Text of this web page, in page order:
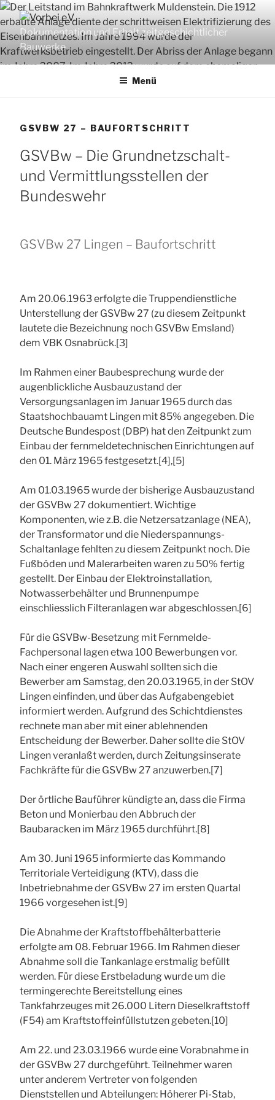
Zum
Inhalt
springenDokumentation und Erhalt zeitgeschichtlicher
Bauwerke
Menü
GSVBW 27 – BAUFORTSCHRITT
GSVBw – Die Grundnetzschalt-
und Vermittlungsstellen der
Bundeswehr
GSVBw 27 Lingen – Baufortschritt
Am 20.06.1963 erfolgte die Truppendienstliche
Unterstellung der GSVBw 27 (zu diesem Zeitpunkt
lautete die Bezeichnung noch GSVBw Emsland)
dem VBK Osnabrück.[3]
Im Rahmen einer Baubesprechung wurde der
augenblickliche Ausbauzustand der
Versorgungsanlagen im Januar 1965 durch das
Staatshochbauamt Lingen mit 85% angegeben. Die
Deutsche Bundespost (DBP) hat den Zeitpunkt zum
Einbau der fernmeldetechnischen Einrichtungen auf
den 01. März 1965 festgesetzt.[4],[5]
Am 01.03.1965 wurde der bisherige Ausbauzustand
der GSVBw 27 dokumentiert. Wichtige
Komponenten, wie z.B. die Netzersatzanlage (NEA),
der Transformator und die Niederspannungs-
Schaltanlage fehlten zu diesem Zeitpunkt noch. Die
Fußböden und Malerarbeiten waren zu 50% fertig
gestellt. Der Einbau der Elektroinstallation,
Notwasserbehälter und Brunnenpumpe
einschliesslich Filteranlagen war abgeschlossen.[6]
Für die GSVBw-Besetzung mit Fernmelde-
Fachpersonal lagen etwa 100 Bewerbungen vor.
Nach einer engeren Auswahl sollten sich die
Bewerber am Samstag, den 20.03.1965, in der StOV
Lingen einfinden, und über das Aufgabengebiet
informiert werden. Aufgrund des Schichtdienstes
rechnete man aber mit einer ablehnenden
Entscheidung der Bewerber. Daher sollte die StOV
Lingen veranlaßt werden, durch Zeitungsinserate
Fachkräfte für die GSVBw 27 anzuwerben.[7]
Der örtliche Bauführer kündigte an, dass die Firma
Beton und Monierbau den Abbruch der
Baubaracken im März 1965 durchführt.[8]
Am 30. Juni 1965 informierte das Kommando
Territoriale Verteidigung (KTV), dass die
Inbetriebnahme der GSVBw 27 im ersten Quartal
1966 vorgesehen ist.[9]
Die Abnahme der Kraftstoffbehälterbatterie
erfolgte am 08. Februar 1966. Im Rahmen dieser
Abnahme soll die Tankanlage erstmalig befüllt
werden. Für diese Erstbeladung wurde um die
termingerechte Bereitstellung eines
Tankfahrzeuges mit 26.000 Litern Dieselkraftstoff
(F54) am Kraftstoffeinfüllstutzen gebeten.[10]
Am 22. und 23.03.1966 wurde eine Vorabnahme in
der GSVBw 27 durchgeführt. Teilnehmer waren
unter anderem Vertreter von folgenden
Dienststellen und Abteilungen: Höherer Pi-Stab,